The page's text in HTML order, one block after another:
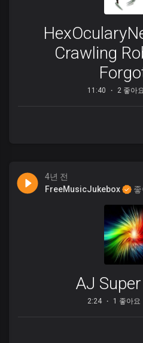
Crawling
11:40 2 좋아
4년 전
FreeMusicJukebox
AJ
2:24 1 좋아요